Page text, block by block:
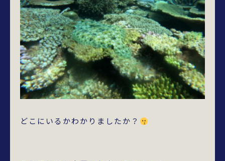
どこにいるかわかりましたか？